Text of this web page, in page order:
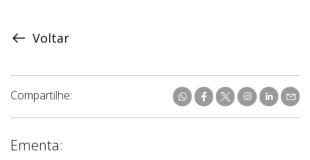
Voltar
Compartilhe:
Ementa: